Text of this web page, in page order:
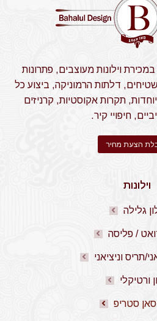
וילונות מעוצבים, פתרונות
דלתות הרמוניקה, ביצוע כל
תקרות אקוסטיות, קרניזים
חיפויי קיר.
הצעת מחיר
וילונות
גלילה
/ פליסה
תריס וניציאני
ורטיקלי
סאן סטריפ